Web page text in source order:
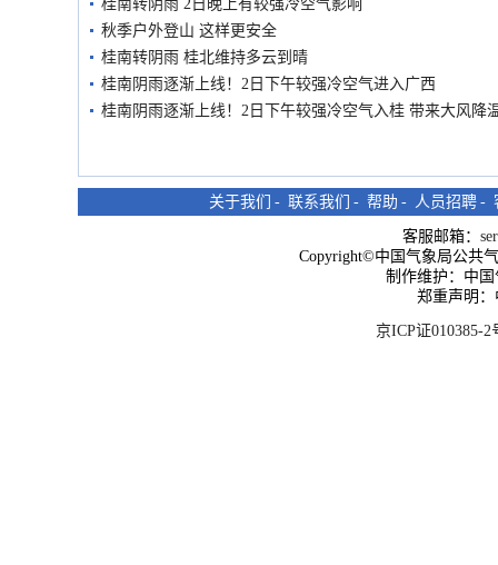
桂南转阴雨 2日晚上有较强冷空气影响
秋季户外登山 这样更安全
桂南转阴雨 桂北维持多云到晴
桂南阴雨逐渐上线！2日下午较强冷空气进入广西
桂南阴雨逐渐上线！2日下午较强冷空气入桂 带来大风降
关于我们 - 联系我们 - 帮助 - 人员招聘 -
客服邮箱：
Copyright©中国气象局公共
制作维护：中
郑重声明
京ICP证010385-2